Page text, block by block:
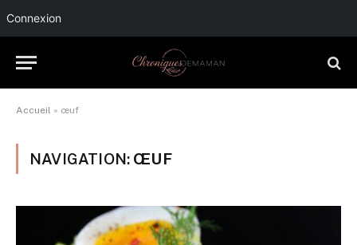
Connexion
Accueil » œuf
NAVIGATION: ŒUF